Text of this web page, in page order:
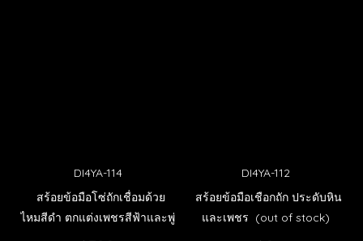
DI4YA-114
สร้อยข้อมือโซ่ถักเชื่อมด้วย
ไหมสีดำ ตกแต่งเพชรสีฟ้าและพู่
DI4YA-112
สร้อยข้อมือเชือกถัก ประดับหิน
และเพชร (out of stock)